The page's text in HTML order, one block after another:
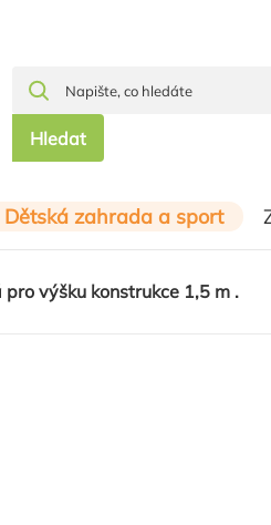
Hledat
Dětská zahrada a sport
výšku konstrukce 1,5 m .